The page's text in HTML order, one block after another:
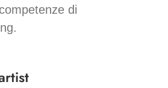
competenze di